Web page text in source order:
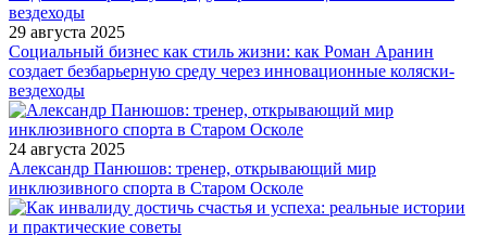
29 августа 2025
Социальный бизнес как стиль жизни: как Роман Аранин
создает безбарьерную среду через инновационные коляски-
вездеходы
24 августа 2025
Александр Панюшов: тренер, открывающий мир
инклюзивного спорта в Старом Осколе